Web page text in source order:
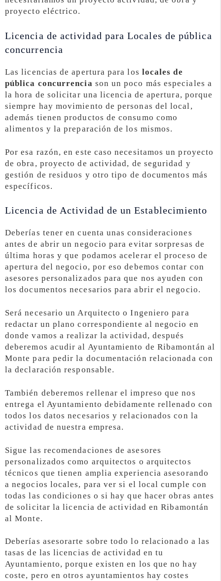
proyecto eléctrico.
Licencia de actividad para Locales de pública
concurrencia
Las licencias de apertura para los locales de
pública concurrencia son un poco más especiales a
la hora de solicitar una licencia de apertura, porque
siempre hay movimiento de personas del local,
además tienen productos de consumo como
alimentos y la preparación de los mismos.
Por esa razón, en este caso necesitamos un proyecto
de obra, proyecto de actividad, de seguridad y
gestión de residuos y otro tipo de documentos más
específicos.
Licencia de Actividad de un Establecimiento
Deberías tener en cuenta unas consideraciones
antes de abrir un negocio para evitar sorpresas de
última horas y que podamos acelerar el proceso de
apertura del negocio, por eso debemos contar con
asesores personalizados para que nos ayuden con
los documentos necesarios para abrir el negocio.
Será necesario un Arquitecto o Ingeniero para
redactar un plano correspondiente al negocio en
donde vamos a realizar la actividad, después
deberemos acudir al Ayuntamiento de Ribamontán al
Monte para pedir la documentación relacionada con
la declaración responsable.
También deberemos rellenar el impreso que nos
entrega el Ayuntamiento debidamente rellenado con
todos los datos necesarios y relacionados con la
actividad de nuestra empresa.
Sigue las recomendaciones de asesores
personalizados como arquitectos o arquitectos
técnicos que tienen amplia experiencia asesorando
a negocios locales, para ver si el local cumple con
todas las condiciones o si hay que hacer obras antes
de solicitar la licencia de actividad en Ribamontán
al Monte.
Deberías asesorarte sobre todo lo relacionado a las
tasas de las licencias de actividad en tu
Ayuntamiento, porque existen en los que no hay
coste, pero en otros ayuntamientos hay costes